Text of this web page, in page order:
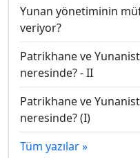
Yunan yönetiminin
veriyor?
Patrikhane ve
neresinde? - II
Patrikhane ve
neresinde? (I)
Tüm yazılar »